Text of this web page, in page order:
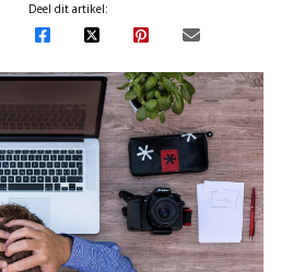
Deel dit artikel: